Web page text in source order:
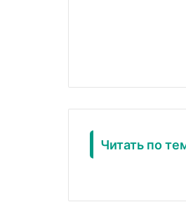
Читать по